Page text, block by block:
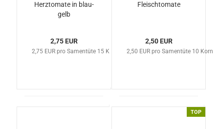
Herztomate in blau-
gelb
2,75 EUR
2,75 EUR pro Samentüte 15 Korn
Fleischtomate
2,50 EUR
2,50 EUR pro Samentüte 10 Korn
TOP